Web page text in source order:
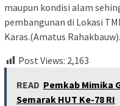
maupun kondisi alam
pembangunan di Lokasi
Karas.(Amatus Rahakbauw).
Post Views: 2,163
READ Pemkab Mimika
Semarak HUT Ke-78 RI